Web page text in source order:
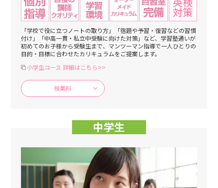
「学校で役に立つノートの取り方」「宿題や予習・復習などの習慣
付け」「中高一貫・私立中受験に向けた対策」など、学習塾通いが
初めてのお子様から受験生まで、マンツーマン指導で一人ひとりの
目的・目標に合わせたカリキュラムをご提案します。
小学生コース 詳細はこちら>>
授業料
中学生